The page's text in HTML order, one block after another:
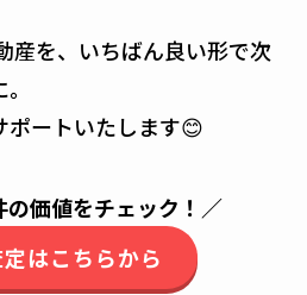
産を、いちばん良い形で次
ポートいたします😊
価値をチェック！ ／
はこちらから